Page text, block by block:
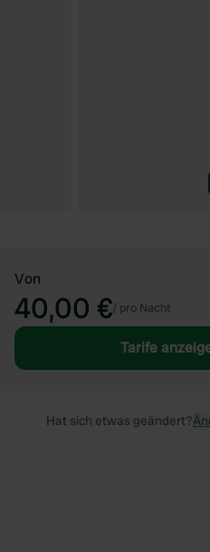
Von
40,00 €/ pro Nacht
Tarife
Hat sich etwas geändert?